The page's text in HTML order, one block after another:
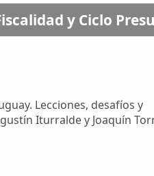
y Ciclo
Lecciones, desafíos y
Iturralde y Joaquín